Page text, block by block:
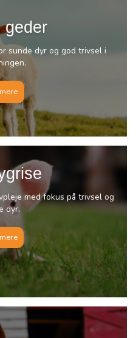
geder
sunde dyr og god trivsel i
med fokus på trivsel og
dyr.